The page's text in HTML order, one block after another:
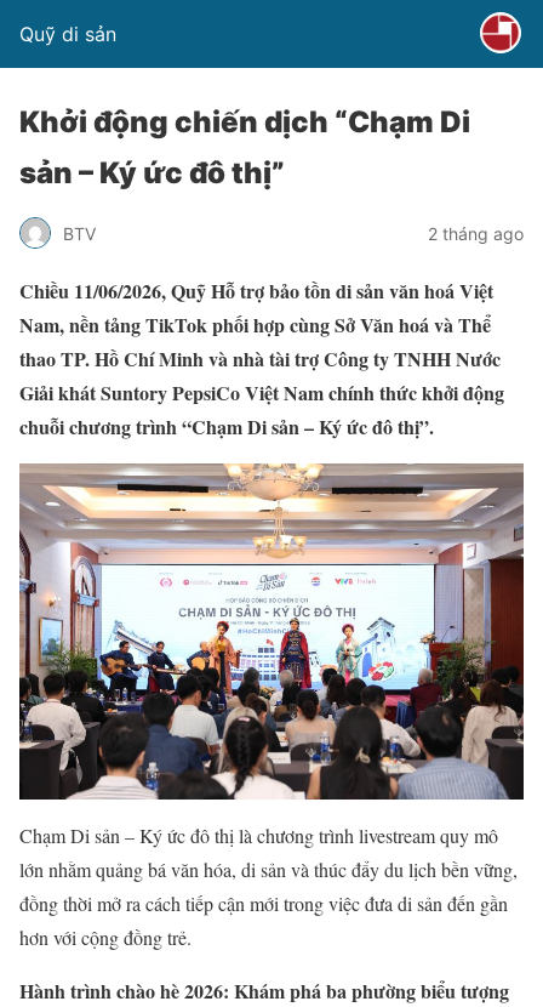
Quỹ di sản
Khởi động chiến dịch “Chạm Di
sản – Ký ức đô thị”
BTV 2 tháng ago
Chiều 11/06/2026, Quỹ Hỗ trợ bảo tồn di sản văn hoá Việt
Nam, nền tảng TikTok phối hợp cùng Sở Văn hoá và Thể
thao TP. Hồ Chí Minh và nhà tài trợ Công ty TNHH Nước
Giải khát Suntory PepsiCo Việt Nam chính thức khởi động
chuỗi chương trình “Chạm Di sản – Ký ức đô thị”.
Chạm Di sản – Ký ức đô thị là chương trình livestream quy mô
lớn nhằm quảng bá văn hóa, di sản và thúc đẩy du lịch bền vững,
đồng thời mở ra cách tiếp cận mới trong việc đưa di sản đến gần
hơn với cộng đồng trẻ.
Hành trình chào hè 2026: Khám phá ba phường biểu tượng